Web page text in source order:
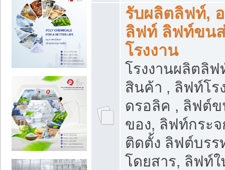
รับผลิตลิฟท์,
ลิฟท์ ลิฟท์ขน
โรงงาน
โรงงานผลิตลิ
สินค้า , ลิฟท์โร
ดรอลิค , ลิฟต์
ของ, ลิฟท์กระ
ติดตั้ง ลิฟต์บร
โดยสาร, ลิฟท์